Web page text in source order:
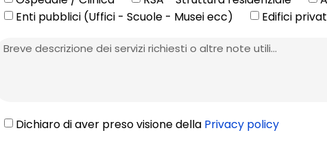
Enti pubblici (Uffici - Scuole - Musei ecc)
Edifici
Dichiaro di aver preso visione della Privacy policy